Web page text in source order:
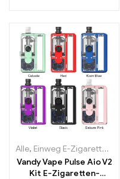
Alle, Einweg E-Zigaretten
Vandy Vape Pulse Aio V2
Kit E-Zigaretten-